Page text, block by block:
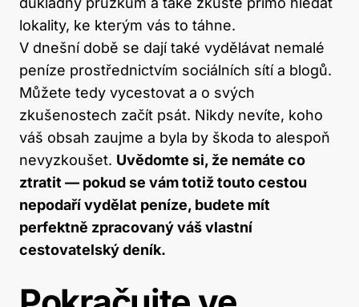
lokality, ke kterým vás to táhne.
V dnešní době se dají také vydělávat nemalé
peníze prostřednictvím sociálních sítí a blogů.
Můžete tedy vycestovat a o svých
zkušenostech začít psát. Nikdy nevíte, koho
váš obsah zaujme a byla by škoda to alespoň
nevyzkoušet. Uvědomte si, že nemáte co
ztratit — pokud se vám totiž touto cestou
nepodaří vydělat peníze, budete mít
perfektně zpracovaný váš vlastní
cestovatelský deník.